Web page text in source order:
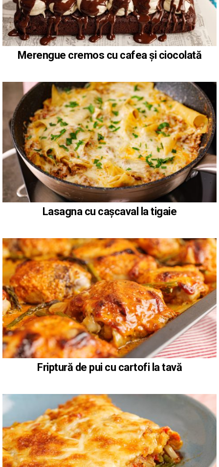
Merengue cremos cu cafea și ciocolată
Lasagna cu cașcaval la tigaie
Friptură de pui cu cartofi la tavă